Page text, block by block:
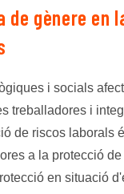
gènere en
i socials
treballadores i
de riscos laborals
a la protecció
en situació